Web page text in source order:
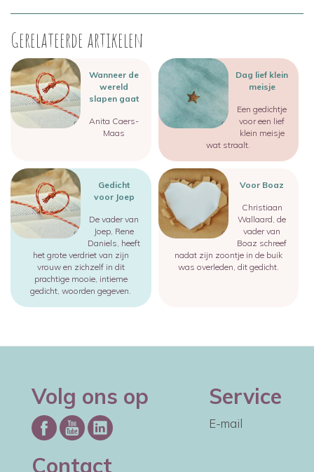
Gerelateerde artikelen
Image
Wanneer de
wereld
slapen gaat
Anita Caers-
Maas
Image
Dag lief klein
meisje
Een gedichtje
voor een lief
klein meisje
wat straalt.
Image
Gedicht
voor Joep
De vader van
Joep, Rene
Daniels, heeft
het grote verdriet van zijn
vrouw en zichzelf in dit
prachtige mooie, intieme
gedicht, woorden gegeven.
Image
Voor Boaz
Christiaan
Wallaard, de
vader van
Boaz schreef
nadat zijn zoontje in de buik
was overleden, dit gedicht.
Volg ons op
Contact
Service
E-mail